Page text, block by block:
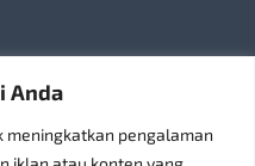
Anda
meningkatkan pengalaman
Vertikal
Room in Singapore